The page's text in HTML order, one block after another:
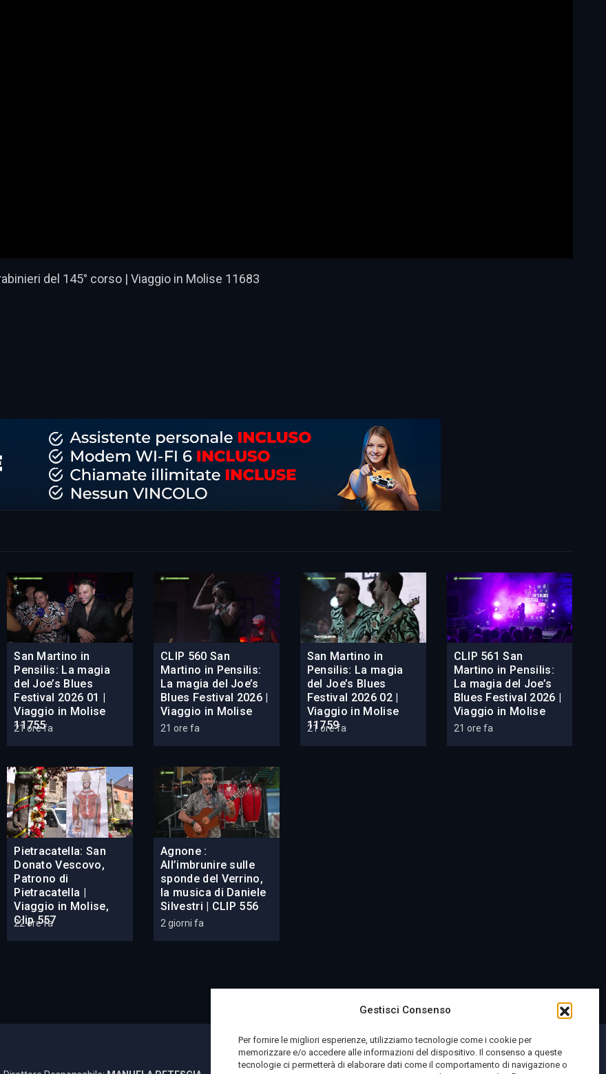
Gestisci Consenso
Per fornire le migliori esperienze, utilizziamo tecnologie come i cookie per
memorizzare e/o accedere alle informazioni del dispositivo. Il consenso a queste
tecnologie ci permetterà di elaborare dati come il comportamento di navigazione o
del 145° corso | Viaggio in Molise 11683
San Martino in
Pensilis: La magia
del Joe’s Blues
Festival 2026 01 |
Viaggio in Molise
11755
21 ore fa
CLIP 560 San
Martino in Pensilis:
La magia del Joe’s
Blues Festival 2026 |
Viaggio in Molise
21 ore fa
San Martino in
Pensilis: La magia
del Joe’s Blues
Festival 2026 02 |
Viaggio in Molise
11759
21 ore fa
CLIP 561 San
Martino in Pensilis:
La magia del Joe’s
Blues Festival 2026 |
Viaggio in Molise
21 ore fa
Pietracatella: San
Donato Vescovo,
Patrono di
Pietracatella |
Viaggio in Molise,
Clip 557
22 ore fa
Agnone :
All’imbrunire sulle
sponde del Verrino,
la musica di Daniele
Silvestri | CLIP 556
2 giorni fa